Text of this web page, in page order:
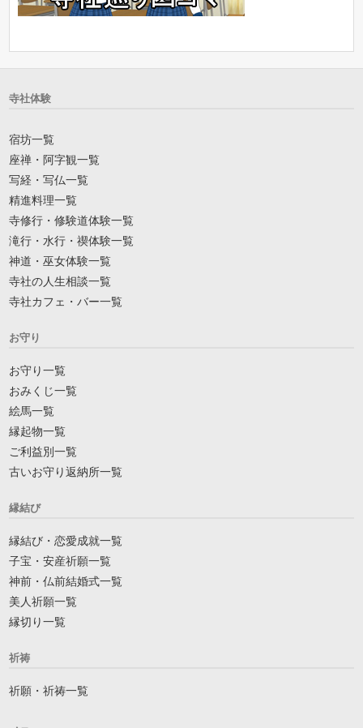
寺社体験
宿坊一覧
座禅・阿字観一覧
写経・写仏一覧
精進料理一覧
寺修行・修験道体験一覧
滝行・水行・禊体験一覧
神道・巫女体験一覧
寺社の人生相談一覧
寺社カフェ・バー一覧
お守り
お守り一覧
おみくじ一覧
絵馬一覧
縁起物一覧
ご利益別一覧
古いお守り返納所一覧
縁結び
縁結び・恋愛成就一覧
子宝・安産祈願一覧
神前・仏前結婚式一覧
美人祈願一覧
縁切り一覧
祈祷
祈願・祈祷一覧